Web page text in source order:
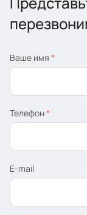
Ваше имя *
Телефон*
E-mail